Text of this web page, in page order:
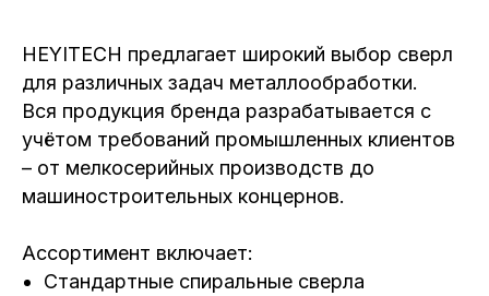
HEYITECH предлагает широкий выбор сверл
для различных задач металлообработки.
Вся продукция бренда разрабатывается с
учётом требований промышленных клиентов
– от мелкосерийных производств до
машиностроительных концернов.
Ассортимент включает:
Стандартные спиральные сверла